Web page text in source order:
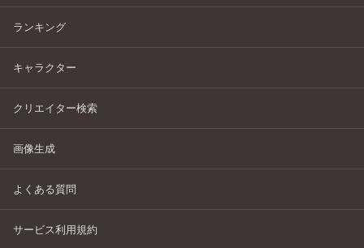
ランキング
キャラクター
クリエイター検索
画像生成
よくある質問
サービス利用規約